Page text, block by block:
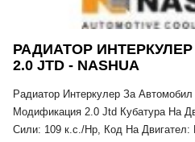
РАДИАТОР ИНТЕРКУЛЕР
2.0 JTD - NASHUA
Радиатор Интеркулер За
Модификация 2.0 Jtd Кубатура На
Сили: 109 к.с./Hp, Код На Двигател: